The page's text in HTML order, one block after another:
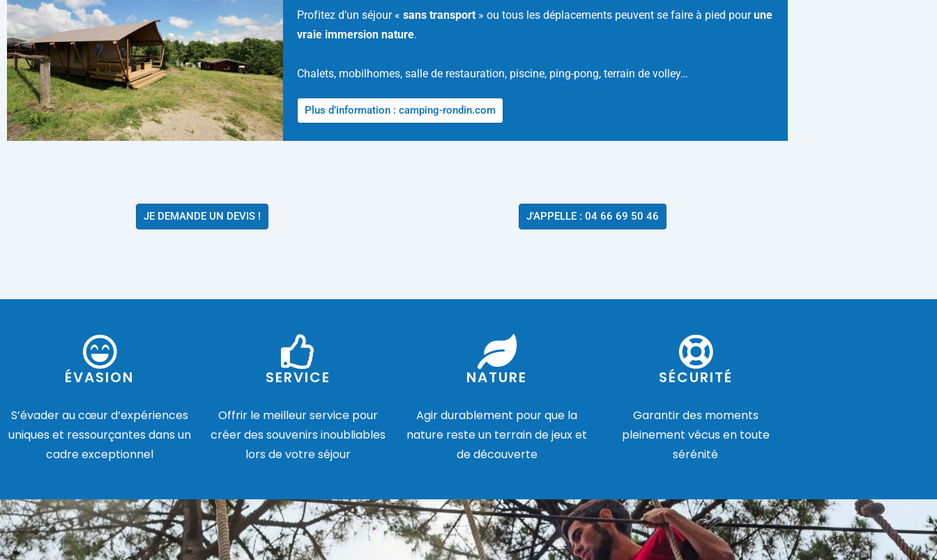
Profitez d’un séjour « sans transport» ou tous les déplacements peuvent se faire à pied pourune
vraie immersion nature.
Chalets, mobilhomes, salle de restauration, piscine, ping-pong, terrain de volley…
Plus d’information : camping-rondin.com
JE DEMANDE UN DEVIS ! J'APPELLE : 04 66 69 50 46
ÉVASION
S’évader au cœur d’expériences
uniques et ressourçantes dans un
cadre exceptionnel
SERVICE
Offrir le meilleur service pour
créer des souvenirs inoubliables
lors de votre séjour
NATURE
Agir durablement pour que la
nature reste un terrain de jeux et
de découverte
SÉCURITÉ
Garantir des moments
pleinement vécus en toute
sérénité